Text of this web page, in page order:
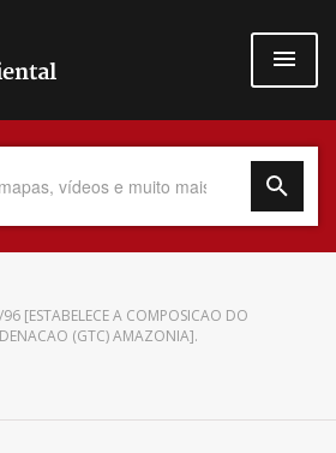
[ESTABELECE A COMPOSICAO DO
(GTC) AMAZONIA].